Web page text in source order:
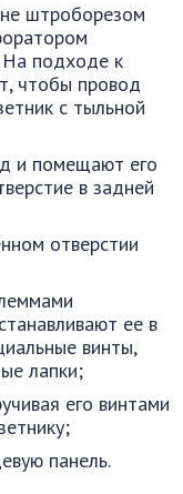
штроборезом
На подходе к
чтобы провод
с тыльной
и помещают его
в задней
отверстии
ее в
винты,
лапки;
его винтами
панель.